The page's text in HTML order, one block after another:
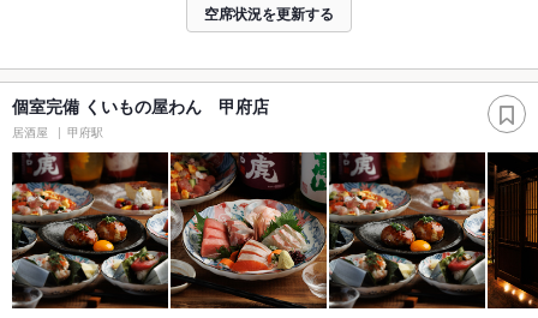
空席状況を更新する
個室完備 くいもの屋わん 甲府店
居酒屋 甲府駅